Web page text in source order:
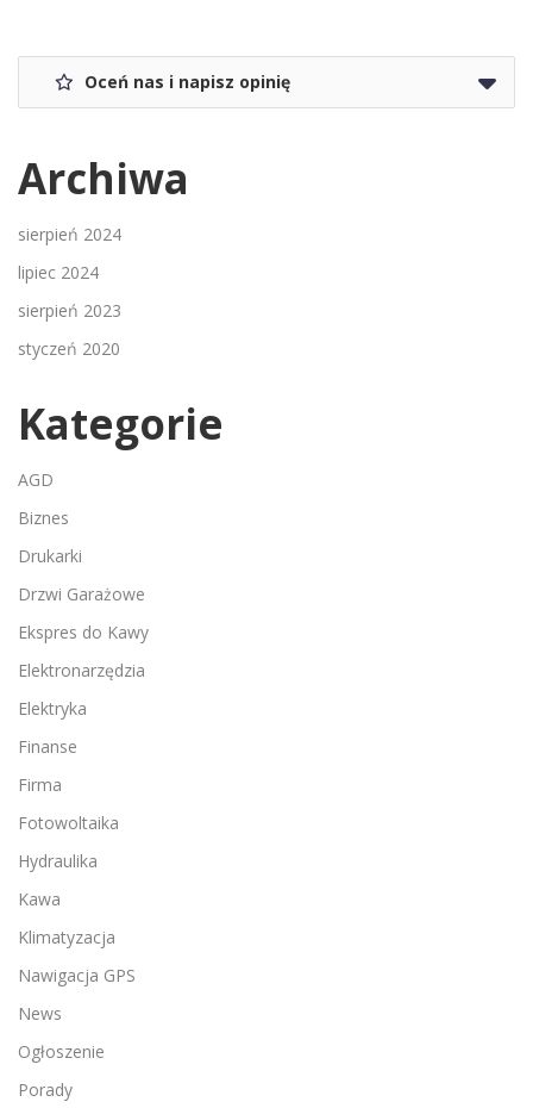
Oceń nas i napisz opinię
Archiwa
sierpień 2024
lipiec 2024
sierpień 2023
styczeń 2020
Kategorie
AGD
Biznes
Drukarki
Drzwi Garażowe
Ekspres do Kawy
Elektronarzędzia
Elektryka
Finanse
Firma
Fotowoltaika
Hydraulika
Kawa
Klimatyzacja
Nawigacja GPS
News
Ogłoszenie
Porady